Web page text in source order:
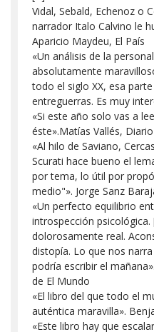
Vidal, Sebald, Echenoz o
narrador Italo Calvino le
Aparicio Maydeu, El País
«Un análisis de la
absolutamente
todo el siglo XX, esa parte
entreguerras. Es muy
«Si este año solo vas a
éste».Matías Vallés,
«Al hilo de Saviano,
Scurati hace bueno el
por tema, lo útil por
medio"». Jorge Sanz
«Un perfecto equilibrio
introspección psicológica.
dolorosamente real.
distopía. Lo que nos
podría escribir el
de El Mundo
«El libro del que todo el
auténtica maravilla».
«Este libro hay que